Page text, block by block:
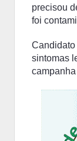
precisou
foi
Candidato
sintomas